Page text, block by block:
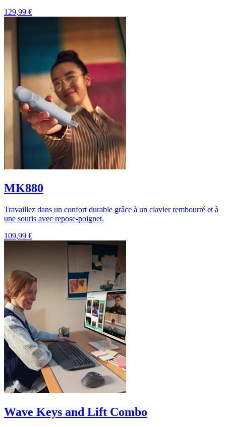
129,99 €
MK880
Travaillez dans un confort durable grâce à un clavier rembourré et à
une souris avec repose-poignet.
109,99 €
Wave Keys and Lift Combo